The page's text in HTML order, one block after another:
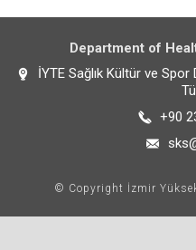
Department of
İYTE Sağlık Kültür ve Spor
+90
© Copyright İzmir